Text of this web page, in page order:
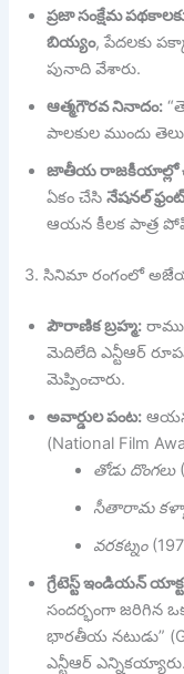
ప్రజా సంక్షేమ
బియ్యం, పేదలకు
పునాది వేశారు.
ఆత్మగౌరవ నినాదం:
పాలకుల ముందు
జాతీయ రాజకీయాల్లో
ఏకం చేసినేషనల్
ఆయన కీలక పాత్ర
3. సినిమా రంగంలో
పౌరాణిక బ్రహ్మ:
మెదిలేది ఎన్టీఆర్
మెప్పించారు.
అవార్డుల పంట: ఆయన
(National Film
తోడు దొంగలు
సీతారామ
వరకట్నం
గ్రేటెస్ట్ ఇండియన్
సందర్భంగా జరిగిన
భారతీయ నటుడు”
ఎన్టీఆర్ ఎన్నికయ్యారు.